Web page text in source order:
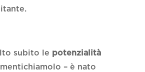
subito le potenzialità
– è nato